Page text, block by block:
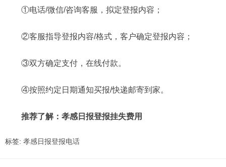
①电话/微信/咨询客服，拟定登报内容；
②客服指导登报内容/格式，客户确定登报内容；
③双方确定支付，在线付款。
④按照约定日期通知买报/快递邮寄到家。
推荐了解：孝感日报登报挂失费用
标签: 孝感日报登报电话